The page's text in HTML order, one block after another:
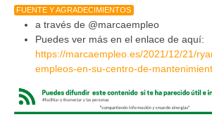
FUENTE Y AGRADECIMIENTOS
a través de @marcaempleo
Puedes ver más en el enlace de aquí:
https://marcaempleo.es/2021/12/21/
empleos-en-su-centro-de-